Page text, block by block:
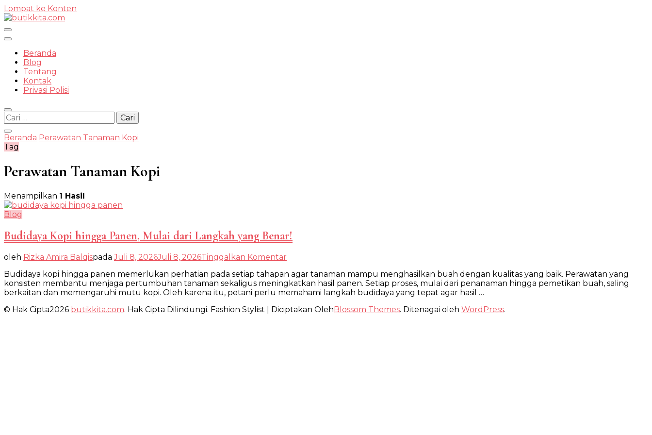
Lompat ke Konten
butikkita.com
Beranda
Blog
Tentang
Kontak
Privasi Polisi
Cari
untuk:
Beranda Perawatan Tanaman Kopi
Tag
Perawatan Tanaman Kopi
Menampilkan 1 Hasil
Blog
Budidaya Kopi hingga Panen, Mulai dari Langkah yang Benar!
oleh Rizka Amira BalqispadaJuli 8, 2026Juli 8, 2026Tinggalkan Komentar
Kopi
hingga
Panen,
dari
Budidaya kopi hingga panen memerlukan perhatian pada setiap tahapan agar tanaman mampu menghasilkan buah dengan kualitas yang baik. Perawatan yang
konsisten membantu menjaga pertumbuhan tanaman sekaligus meningkatkan hasil panen. Setiap proses, mulai dari penanaman hingga pemetikan buah, saling
berkaitan dan memengaruhi mutu kopi. Oleh karena itu, petani perlu memahami langkah budidaya yang tepat agar hasil …
© Hak Cipta2026 butikkita.com. Hak Cipta Dilindungi. Fashion Stylist | Diciptakan OlehBlossom Themes. Ditenagai oleh WordPress.